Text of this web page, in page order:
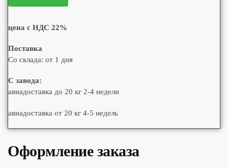
цена с НДС 22%
Поставка
Со склада: от 1 дня
С завода:
авиадоставка до 20 кг 2-4 недели
авиадоставка от 20 кг 4-5 недель
Оформление заказа